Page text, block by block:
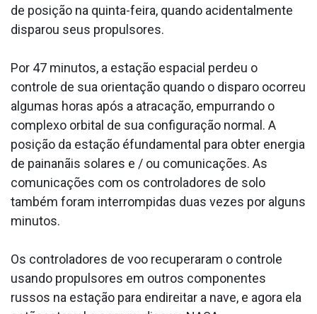
de posição na quinta-feira, quando acidentalmente
disparou seus propulsores.
Por 47 minutos, a estação espacial perdeu o
controle de sua orientação quando o disparo ocorreu
algumas horas após a atracação, empurrando o
complexo orbital de sua configuração normal. A
posição da estação éfundamental para obter energia
de painanãis solares e / ou comunicações. As
comunicações com os controladores de solo
também foram interrompidas duas vezes por alguns
minutos.
Os controladores de voo recuperaram o controle
usando propulsores em outros componentes
russos na estação para endireitar a nave, e agora ela